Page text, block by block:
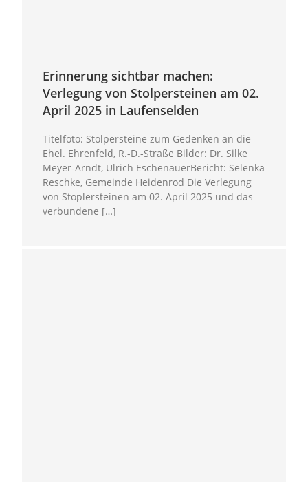
Erinnerung sichtbar machen:
Verlegung von Stolpersteinen am 02.
April 2025 in Laufenselden
Titelfoto: Stolpersteine zum Gedenken an die
Ehel. Ehrenfeld, R.-D.-Straße Bilder: Dr. Silke
Meyer-Arndt, Ulrich EschenauerBericht: Selenka
Reschke, Gemeinde Heidenrod Die Verlegung
von Stoplersteinen am 02. April 2025 und das
verbundene […]